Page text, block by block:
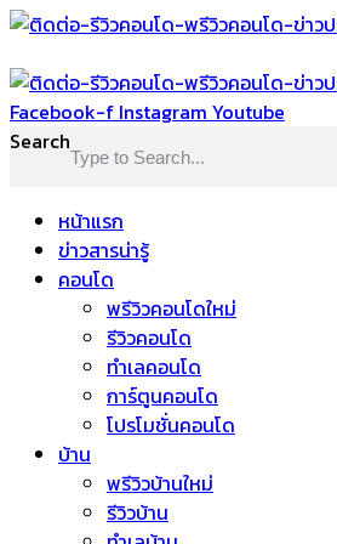
Skip
content
Facebook-f Instagram Youtube
Search
หน้าแรก
ข่าวสารน่ารู้
คอนโด
พรีวิวคอนโดใหม่
รีวิวคอนโด
ทำเลคอนโด
การ์ตูนคอนโด
โปรโมชั่นคอนโด
บ้าน
พรีวิวบ้านใหม่
รีวิวบ้าน